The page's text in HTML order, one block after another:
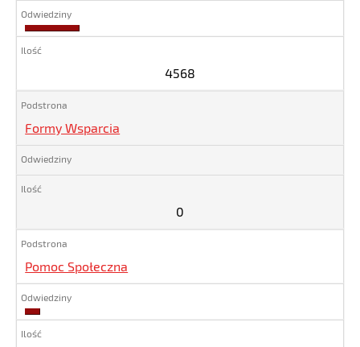
4568
4568
Formy Wsparcia
0
Pomoc Społeczna
1228